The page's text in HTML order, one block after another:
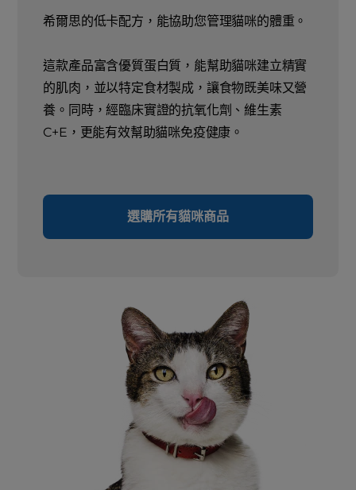
希爾思的低卡配方，能協助您管理貓咪的體重。
這款產品富含優質蛋白質，能幫助貓咪建立精實
的肌肉，並以特定食材製成，讓食物既美味又營
養。同時，經臨床實證的抗氧化劑、維生素
C+E，更能有效幫助貓咪免疫健康。
選購所有貓咪商品